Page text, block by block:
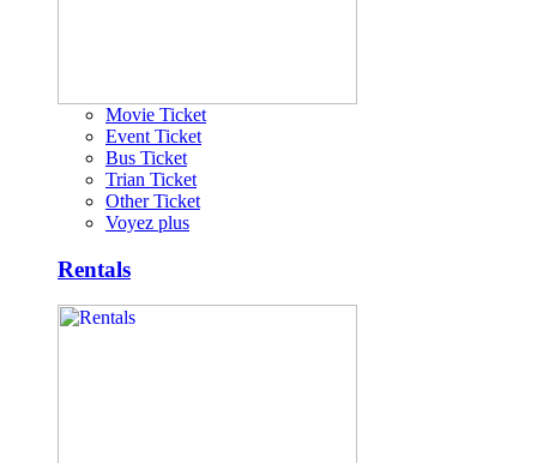
Movie Ticket
Event Ticket
Bus Ticket
Trian Ticket
Other Ticket
Voyez plus
Rentals